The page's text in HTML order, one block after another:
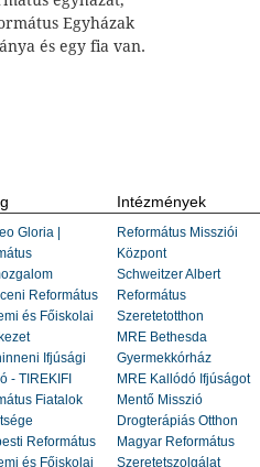
Egyházak
és egy fia van.
Gloria |
Református
és Főiskolai
Ifjúsági
- TIREKIFI
Fiatalok
Református
és Főiskolai
Intézmények
Református Missziói
Központ
Schweitzer Albert
Református
Szeretetotthon
MRE Bethesda
Gyermekkórház
MRE Kallódó Ifjúságot
Mentő Misszió
Drogterápiás Otthon
Magyar Református
Szeretetszolgálat